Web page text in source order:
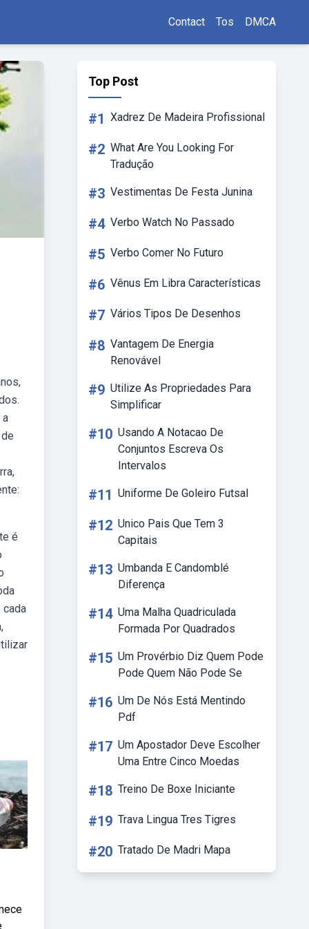
Contact Tos DMCA
a
é
cada
Top Post
#1 Xadrez De Madeira Profissional
#2 What Are You Looking For
Tradução
#3 Vestimentas De Festa Junina
#4 Verbo Watch No Passado
#5 Verbo Comer No Futuro
#6 Vênus Em Libra Características
#7 Vários Tipos De Desenhos
#8 Vantagem De Energia
Renovável
#9 Utilize As Propriedades Para
Simplificar
#10 Usando A Notacao De
Conjuntos Escreva Os
Intervalos
#11 Uniforme De Goleiro Futsal
#12 Unico Pais Que Tem 3
Capitais
#13 Umbanda E Candomblé
Diferença
#14 Uma Malha Quadriculada
Formada Por Quadrados
#15 Um Provérbio Diz Quem Pode
Pode Quem Não Pode Se
#16 Um De Nós Está Mentindo
Pdf
#17 Um Apostador Deve Escolher
Uma Entre Cinco Moedas
#18 Treino De Boxe Iniciante
#19 Trava Lingua Tres Tigres
#20 Tratado De Madri Mapa